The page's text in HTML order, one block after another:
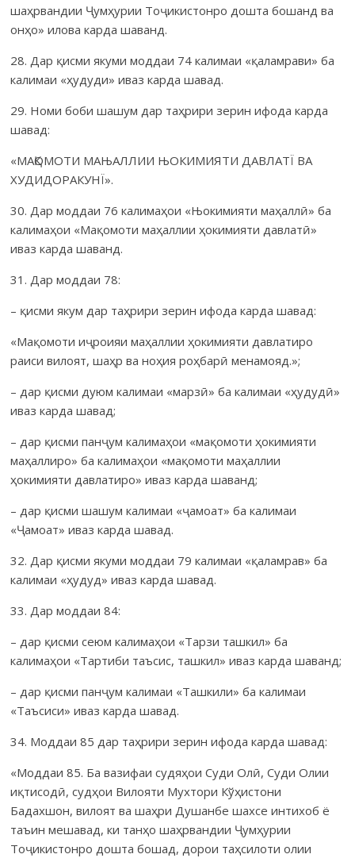
шаҳрвандии Ҷумҳурии Тоҷи­кис­тонро дошта бошанд ва
онҳо» илова карда шаванд.
28. Дар қисми якуми моддаи 74 калимаи «қаламрави» ба
калимаи «ҳудуди» иваз карда шавад.
29. Номи боби шашум дар таҳрири зерин ифода карда
шавад:
«МАҚОМОТИ МАЊАЛЛИИ ЊОКИМИЯТИ ДАВЛАТЇ ВА
ХУДИДОРАКУНЇ».
30. Дар моддаи 76 калимаҳои «Њокимияти маҳаллӣ» ба
калимаҳои «Мақомоти маҳаллии ҳокимияти давлатӣ»
иваз карда шаванд.
31. Дар моддаи 78:
– қисми якум дар таҳрири зерин ифода карда шавад:
«Мақомоти иҷроияи маҳаллии ҳокимияти давлатиро
раиси вилоят, шаҳр ва ноҳия роҳбарӣ менамояд.»;
– дар қисми дуюм калимаи «марзӣ» ба калимаи «ҳудудӣ»
иваз карда шавад;
– дар қисми панҷум калимаҳои «мақомоти ҳокимияти
маҳаллиро» ба калимаҳои «мақомоти маҳаллии
ҳокимияти давлатиро» иваз карда шаванд;
– дар қисми шашум калимаи «ҷамоат» ба калимаи
«Ҷамоат» иваз карда шавад.
32. Дар қисми якуми моддаи 79 калимаи «қаламрав» ба
калимаи «ҳудуд» иваз карда шавад.
33. Дар моддаи 84:
– дар қисми сеюм калимаҳои «Тарзи ташкил» ба
калимаҳои «Тартиби таъсис, ташкил» иваз карда шаванд;
– дар қисми панҷум калимаи «Ташкили» ба калимаи
«Таъсиси» иваз карда шавад.
34. Моддаи 85 дар таҳрири зерин ифода карда шавад:
«Моддаи 85. Ба вазифаи судяҳои Суди Олӣ, Суди Олии
иқтисодӣ, судҳои Вилояти Мухтори Кўҳистони
Бадахшон, вилоят ва шаҳри Душан­бе шахсе интихоб ё
таъин мешавад, ки танҳо шаҳрвандии Ҷумҳурии
Тоҷикистонро дошта бошад, до­рои таҳсилоти олии